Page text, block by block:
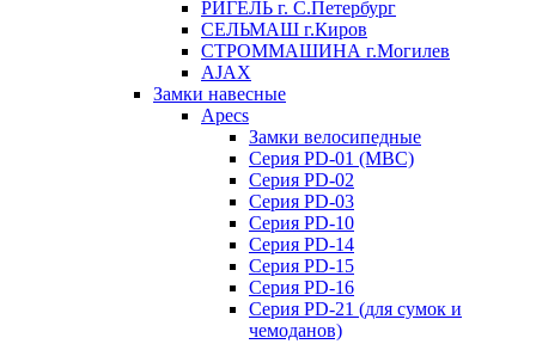
РИГЕЛЬ г. С.Петербург
СЕЛЬМАШ г.Киров
СТРОММАШИНА г.Могилев
AJAX
Замки навесные
Apecs
Замки велосипедные
Серия PD-01 (МВС)
Серия PD-02
Серия PD-03
Серия PD-10
Серия PD-14
Серия PD-15
Серия PD-16
Серия PD-21 (для сумок и
чемоданов)